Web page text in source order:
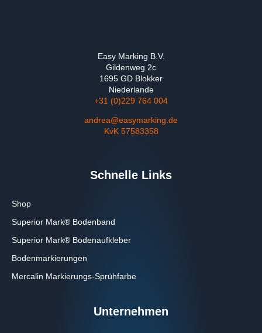
Easy Marking B.V.
Gildenweg 2c
1695 GD Blokker
Niederlande
+31 (0)229 764 004
andrea@easymarking.de
KvK 57583358
Schnelle Links
Shop
Superior Mark® Bodenband
Superior Mark® Bodenaufkleber
Bodenmarkierungen
Mercalin Markierungs-Sprühfarbe
Unternehmen